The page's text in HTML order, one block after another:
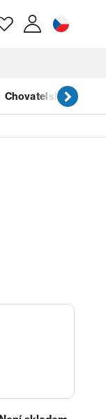
Chovatelské